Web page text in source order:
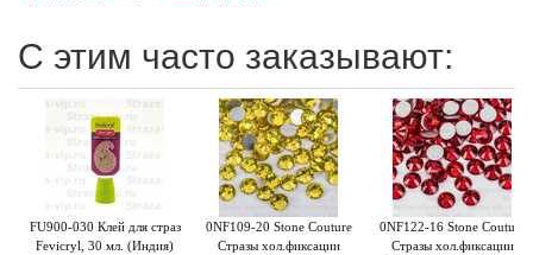
С этим часто заказывают:
FU900-030 Клей для страз
Fevicryl, 30 мл. (Индия)
0NF109-20 Stone Couture
Стразы хол.фиксации
0NF122-16 Stone Couture
Стразы хол.фиксации